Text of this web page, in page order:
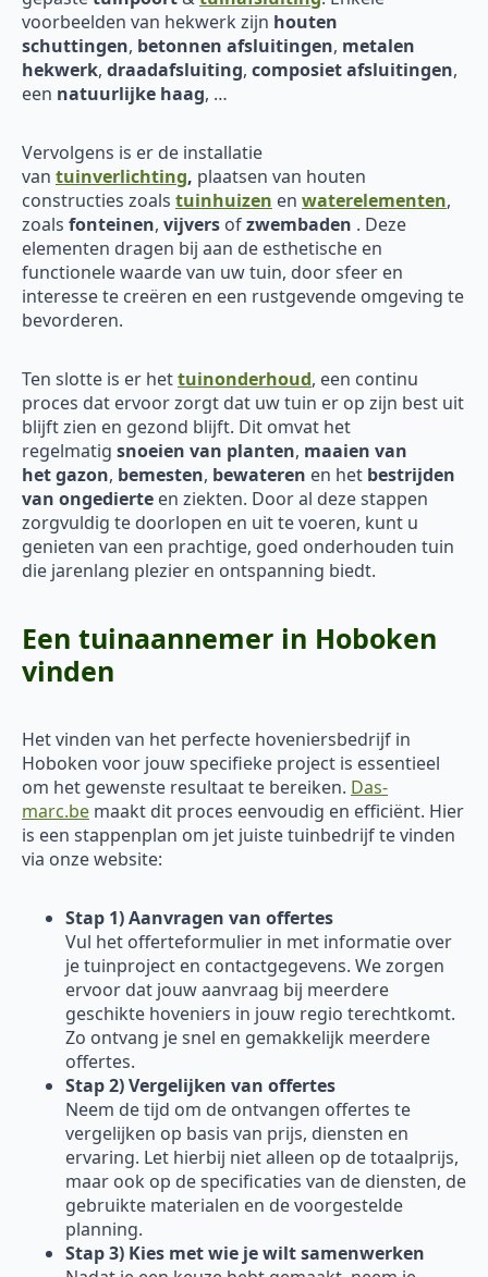
voorbeelden van hekwerk zijn houten
schuttingen, betonnen afsluitingen, metalen
hekwerk, draadafsluiting, composiet afsluitingen,
een natuurlijke haag, …
Vervolgens is er de installatie
van tuinverlichting, plaatsen van houten
constructies zoals tuinhuizen en waterelementen,
zoals fonteinen, vijvers ofzwembaden . Deze
elementen dragen bij aan de esthetische en
functionele waarde van uw tuin, door sfeer en
interesse te creëren en een rustgevende omgeving te
bevorderen.
Ten slotte is er hettuinonderhoud, een continu
proces dat ervoor zorgt dat uw tuin er op zijn best uit
blijft zien en gezond blijft. Dit omvat het
regelmatig snoeien van planten, maaien van
hetgazon, bemesten, bewateren en het bestrijden
van ongedierte en ziekten. Door al deze stappen
zorgvuldig te doorlopen en uit te voeren, kunt u
genieten van een prachtige, goed onderhouden tuin
die jarenlang plezier en ontspanning biedt.
Een tuinaannemer in Hoboken
vinden
Het vinden van het perfecte hoveniersbedrijf in
Hoboken voor jouw specifieke project is essentieel
om het gewenste resultaat te bereiken. Das-
marc.be maakt dit proces eenvoudig en efficiënt. Hier
is een stappenplan om jet juiste tuinbedrijf te vinden
via onze website:
Stap 1) Aanvragen van offertes
Vul het offerteformulier in met informatie over
je tuinproject en contactgegevens. We zorgen
ervoor dat jouw aanvraag bij meerdere
geschikte hoveniers in jouw regio terechtkomt.
Zo ontvang je snel en gemakkelijk meerdere
offertes.
Stap 2) Vergelijken van offertes
Neem de tijd om de ontvangen offertes te
vergelijken op basis van prijs, diensten en
ervaring. Let hierbij niet alleen op de totaalprijs,
maar ook op de specificaties van de diensten, de
gebruikte materialen en de voorgestelde
planning.
Stap 3) Kies met wie je wilt samenwerken